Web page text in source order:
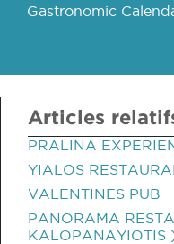
Gastronomic
Articles
PRALINA
YIALOS
VALENTINES PUB
PANORAMA
KALOPANAYIOTIS